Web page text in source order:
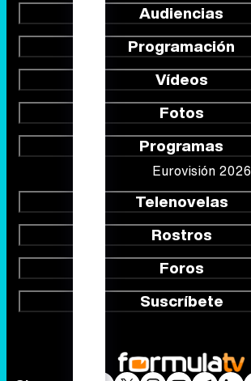
Audiencias
Programación
Vídeos
Fotos
Programas
Eurovisión 2026
Telenovelas
Rostros
Foros
Suscríbete